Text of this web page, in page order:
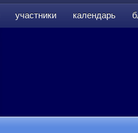
участники календарь